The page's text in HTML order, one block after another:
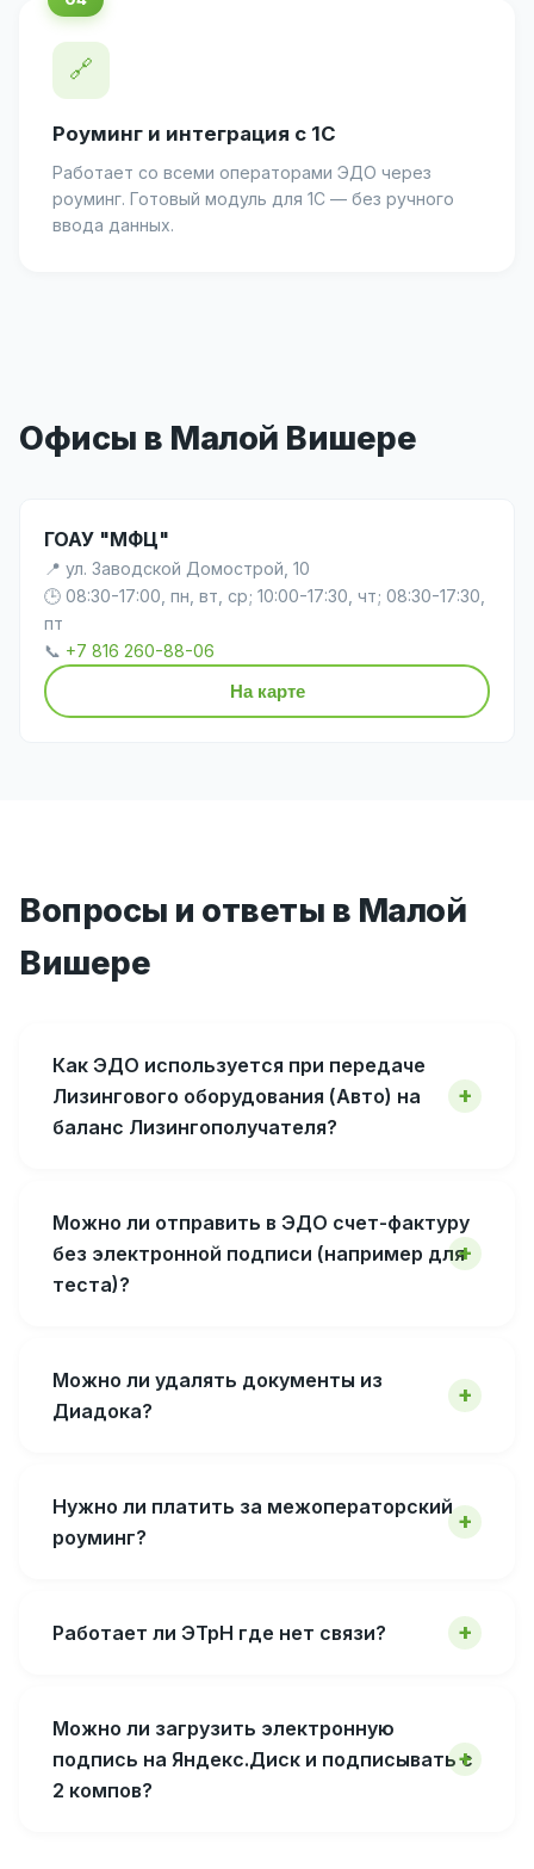
🔗
Роуминг и интеграция с 1С
Работает со всеми операторами ЭДО через
роуминг. Готовый модуль для 1С — без ручного
ввода данных.
Офисы в Малой Вишере
ГОАУ "МФЦ"
📍 ул. Заводской Домострой, 10
🕒 08:30-17:00, пн, вт, ср; 10:00-17:30, чт; 08:30-17:30,
пт
📞 +7 816 260-88-06
На карте
Вопросы и ответы в Малой
Вишере
Как ЭДО используется при передаче
Лизингового оборудования (Авто) на
баланс Лизингополучателя?
Можно ли отправить в ЭДО счет-фактуру
без электронной подписи (например для
теста)?
Можно ли удалять документы из
Диадока?
Нужно ли платить за межоператорский
роуминг?
Работает ли ЭТрН где нет связи?
Можно ли загрузить электронную
подпись на Яндекс.Диск и подписывать с
2 компов?